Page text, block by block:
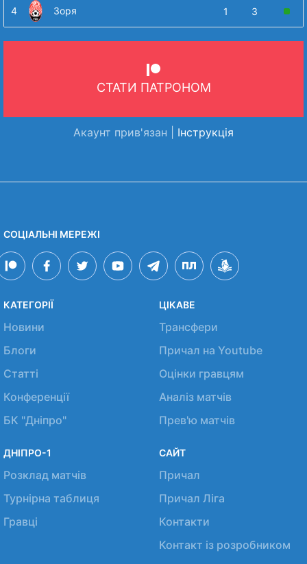
4 Зоря 1 3
СТАТИ ПАТРОНОМ
Акаунт прив'язан | Інструкція
СОЦІАЛЬНІ МЕРЕЖІ
КАТЕГОРІЇ
Новини
Блоги
Статті
Конференції
БК "Дніпро"
ЦІКАВЕ
Трансфери
Причал на Youtube
Оцінки гравцям
Аналіз матчів
Прев'ю матчів
ДНІПРО-1
Розклад матчів
Турнірна таблиця
Гравці
САЙТ
Причал
Причал Ліга
Контакти
Контакт із розробником